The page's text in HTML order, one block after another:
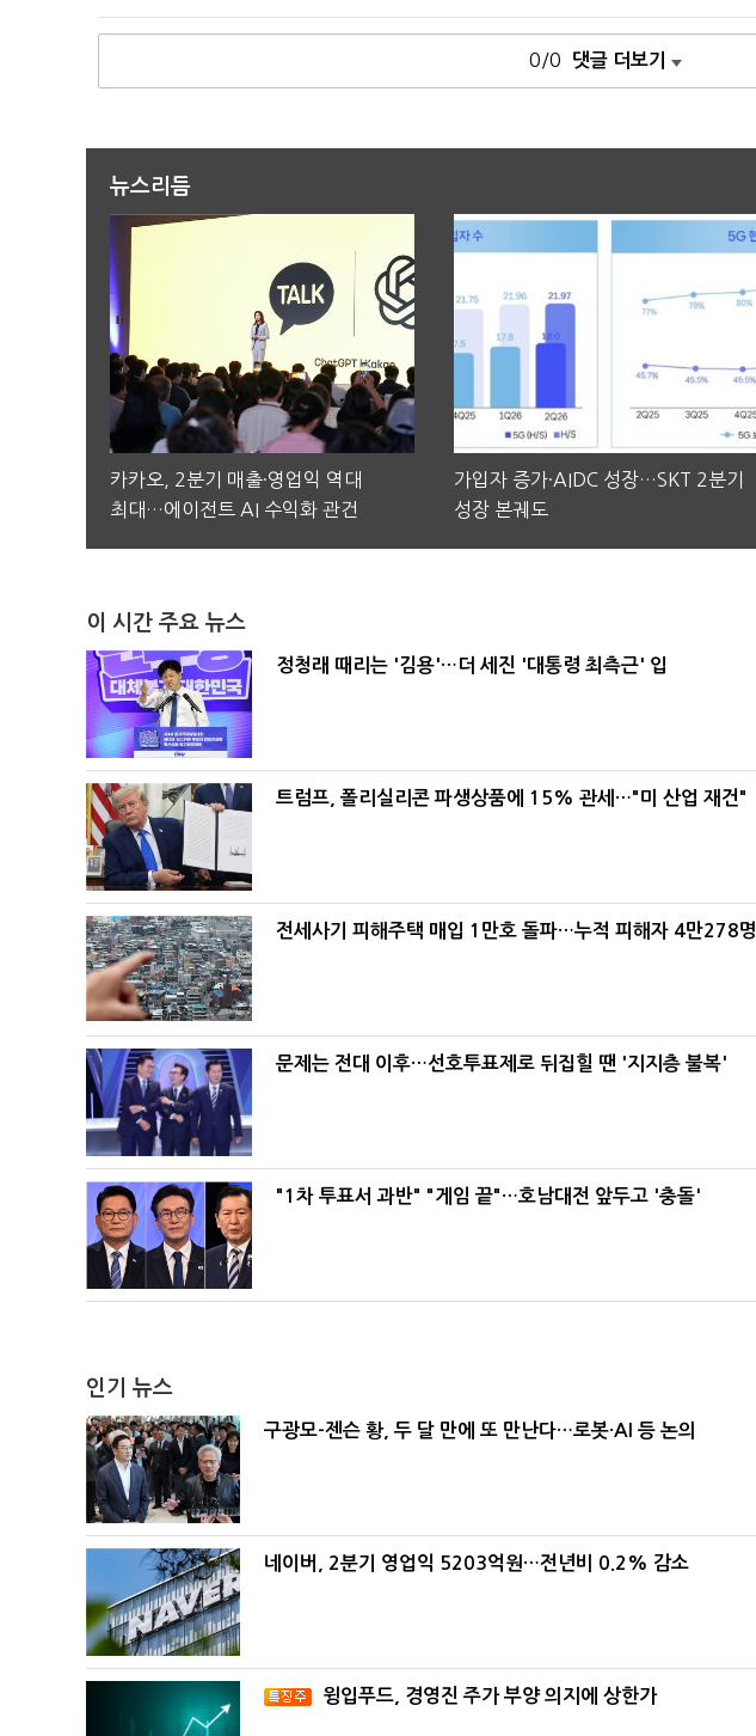
0/0 댓글 더보기
뉴스리듬
카카오, 2분기 매출·영업익 역대
최대…에이전트 AI 수익화 관건
가입자 증가·AIDC 성장…SKT 2분기
성장 본궤도
이 시간 주요 뉴스
정청래 때리는 '김용'…더 세진 '대통령 최측근' 입
트럼프, 폴리실리콘 파생상품에 15% 관세…"미 산업 재건"
전세사기 피해주택 매입 1만호 돌파…누적 피해자 4만278명
문제는 전대 이후…선호투표제로 뒤집힐 땐 '지지층 불복'
"1차 투표서 과반" "게임 끝"…호남대전 앞두고 '충돌'
인기 뉴스
구광모-젠슨 황, 두 달 만에 또 만난다…로봇·AI 등 논의
네이버, 2분기 영업익 5203억원…전년비 0.2% 감소
윙입푸드, 경영진 주가 부양 의지에 상한가